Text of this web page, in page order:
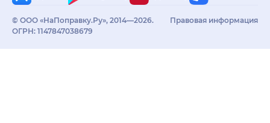
© ООО «НаПоправку.Ру», 2014—2026.
ОГРН: 1147847038679
Правовая информация